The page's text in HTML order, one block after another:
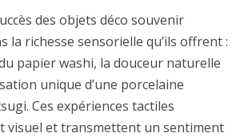
des objets déco souvenir
la richesse sensorielle qu’ils offrent :
papier washi, la douceur naturelle
unique d’une porcelaine
Ces expériences tactiles
visuel et transmettent un sentiment